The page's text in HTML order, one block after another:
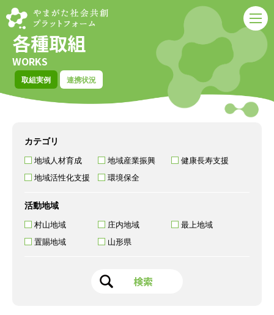
各種取組
WORKS
取組実例 連携状況
カテゴリ
地域人材育成 地域産業振興
健康長寿支援
地域活性化支援
環境保全
活動地域
村山地域 庄内地域
最上地域
置賜地域
山形県